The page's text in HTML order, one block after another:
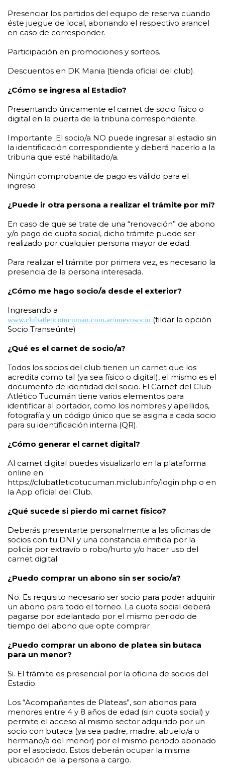
Presenciar los partidos del equipo de reserva cuando
éste juegue de local, abonando el respectivo arancel
en caso de corresponder.
Participación en promociones y sorteos.
Descuentos en DK Mania (tienda oficial del club).
¿Cómo se ingresa al Estadio?
Presentando únicamente el carnet de socio físico o
digital en la puerta de la tribuna correspondiente.
Importante: El socio/a NO puede ingresar al estadio sin
la identificación correspondiente y deberá hacerlo a la
tribuna que esté habilitado/a.
Ningún comprobante de pago es válido para el
ingreso
¿Puede ir otra persona a realizar el trámite por mí?
En caso de que se trate de una “renovación” de abono
y/o pago de cuota social, dicho trámite puede ser
realizado por cualquier persona mayor de edad.
Para realizar el trámite por primera vez, es necesario la
presencia de la persona interesada.
¿Cómo me hago socio/a desde el exterior?
Ingresando a
www.clubatleticotucuman.com.ar/nuevosocio (tildar la opción
Socio Transeúnte)
¿Qué es el carnet de socio/a?
Todos los socios del club tienen un carnet que los
acredita como tal (ya sea físico o digital), el mismo es el
documento de identidad del socio. El Carnet del Club
Atlético Tucumán tiene varios elementos para
identificar al portador, como los nombres y apellidos,
fotografía y un código único que se asigna a cada socio
para su identificación interna (QR).
¿Cómo generar el carnet digital?
Al carnet digital puedes visualizarlo en la plataforma
online en
https://clubatleticotucuman.miclub.info/login.php o en
la App oficial del Club.
¿Qué sucede si pierdo mi carnet físico?
Deberás presentarte personalmente a las oficinas de
socios con tu DNI y una constancia emitida por la
policía por extravío o robo/hurto y/o hacer uso del
carnet digital.
¿Puedo comprar un abono sin ser socio/a?
No. Es requisito necesario ser socio para poder adquirir
un abono para todo el torneo. La cuota social deberá
pagarse por adelantado por el mismo periodo de
tiempo del abono que opte comprar
¿Puedo comprar un abono de platea sin butaca
para un menor?
Si. El trámite es presencial por la oficina de socios del
Estadio.
Los “Acompañantes de Plateas”, son abonos para
menores entre 4 y 8 años de edad (sin cuota social) y
permite el acceso al mismo sector adquirido por un
socio con butaca (ya sea padre, madre, abuelo/a o
hermano/a del menor) por el mismo periodo abonado
por el asociado. Estos deberán ocupar la misma
ubicación de la persona a cargo.